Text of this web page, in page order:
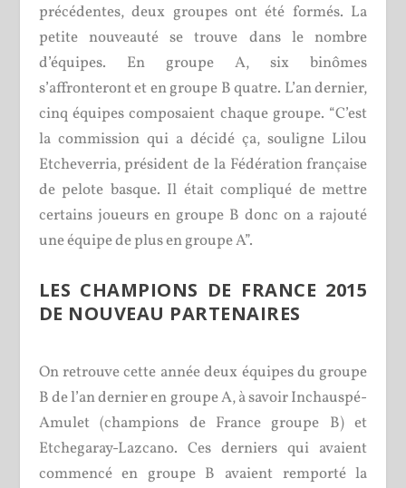
précédentes, deux groupes ont été formés. La
petite nouveauté se trouve dans le nombre
d’équipes. En groupe A, six binômes
s’affronteront et en groupe B quatre. L’an dernier,
cinq équipes composaient chaque groupe. “C’est
la commission qui a décidé ça, souligne Lilou
Etcheverria, président de la Fédération française
de pelote basque. Il était compliqué de mettre
certains joueurs en groupe B donc on a rajouté
une équipe de plus en groupe A”.
LES CHAMPIONS DE FRANCE 2015
DE NOUVEAU PARTENAIRES
On retrouve cette année deux équipes du groupe
B de l’an dernier en groupe A, à savoir Inchauspé-
Amulet (champions de France groupe B) et
Etchegaray-Lazcano. Ces derniers qui avaient
commencé en groupe B avaient remporté la